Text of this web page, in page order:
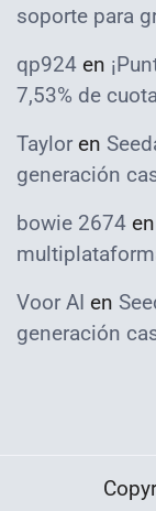
soporte para
qp924 en
7,53% de
Taylor en
generación
bowie 2674 en
Voor AI en
generación